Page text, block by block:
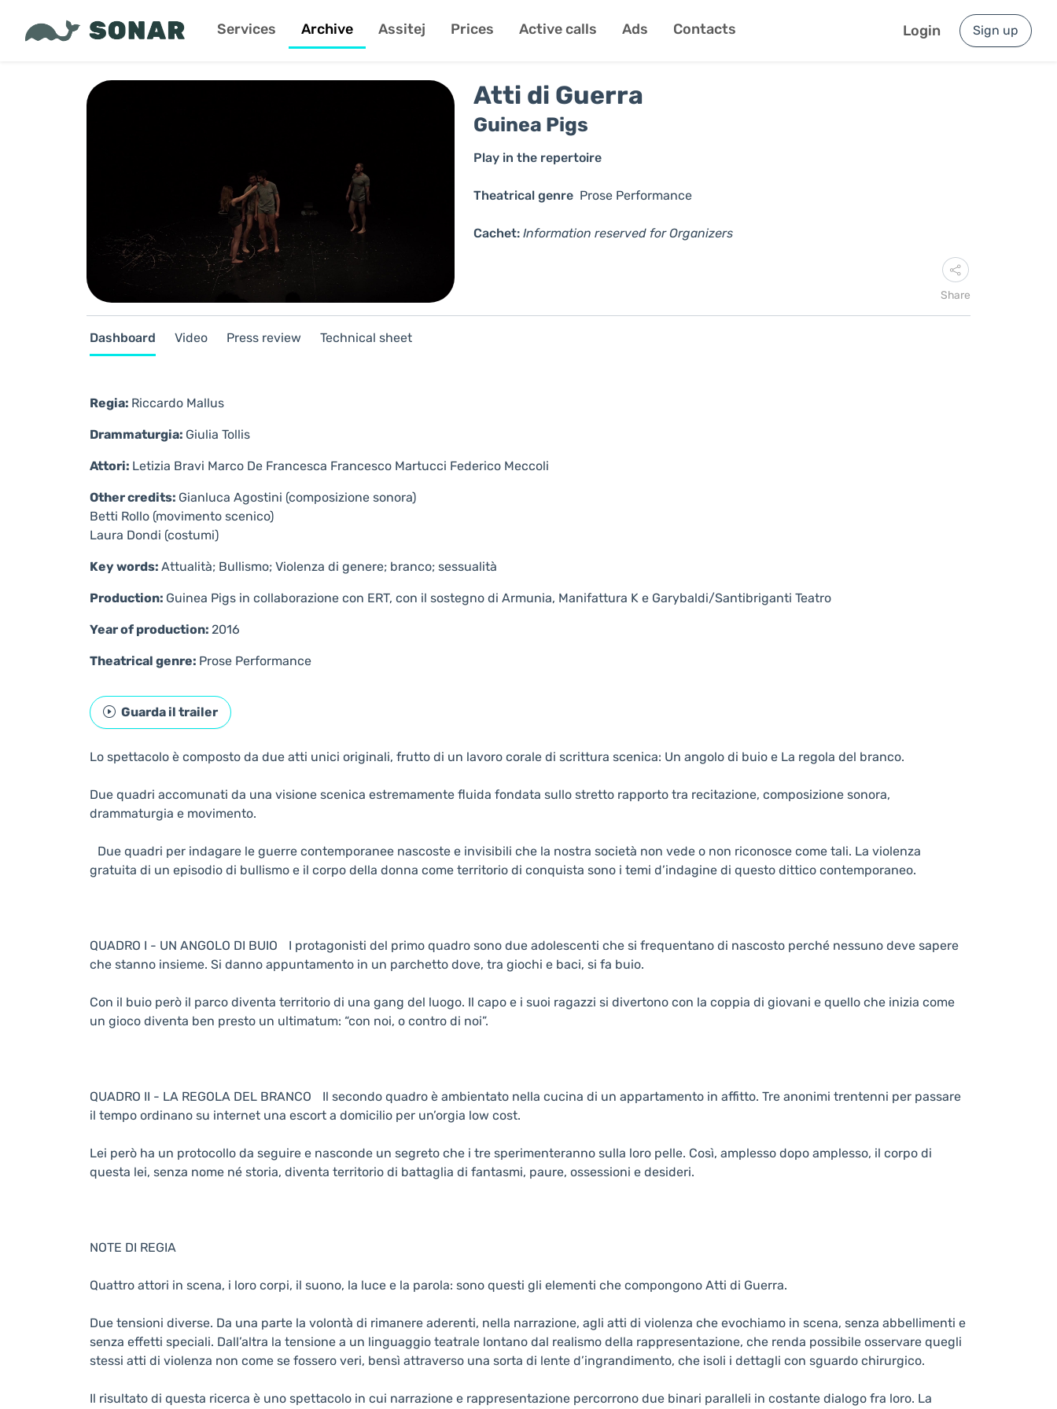
Services Archive Assitej Prices Active calls Ads Contacts Login Sign up
Atti di Guerra
Guinea Pigs
Play in the repertoire
Theatrical genre Prose Performance
Cachet: Information reserved for Organizers
Share
Dashboard Video Press review Technical sheet
Regia: Riccardo Mallus
Drammaturgia: Giulia Tollis
Attori: Letizia Bravi Marco De Francesca Francesco Martucci Federico Meccoli
Other credits: Gianluca Agostini (composizione sonora)
Betti Rollo (movimento scenico)
Laura Dondi (costumi)
Key words: Attualità; Bullismo; Violenza di genere; branco; sessualità
Production: Guinea Pigs in collaborazione con ERT, con il sostegno di Armunia, Manifattura K e Garybaldi/Santibriganti Teatro
Year of production: 2016
Theatrical genre: Prose Performance
Guarda il trailer
Lo spettacolo è composto da due atti unici originali, frutto di un lavoro corale di scrittura scenica: Un angolo di buio e La regola del branco.
Due quadri accomunati da una visione scenica estremamente fluida fondata sullo stretto rapporto tra recitazione, composizione sonora,
drammaturgia e movimento.
Due quadri per indagare le guerre contemporanee nascoste e invisibili che la nostra società non vede o non riconosce come tali. La violenza
gratuita di un episodio di bullismo e il corpo della donna come territorio di conquista sono i temi d’indagine di questo dittico contemporaneo.
QUADRO I - UN ANGOLO DI BUIO I protagonisti del primo quadro sono due adolescenti che si frequentano di nascosto perché nessuno deve sapere
che stanno insieme. Si danno appuntamento in un parchetto dove, tra giochi e baci, si fa buio.
Con il buio però il parco diventa territorio di una gang del luogo. Il capo e i suoi ragazzi si divertono con la coppia di giovani e quello che inizia come
un gioco diventa ben presto un ultimatum: “con noi, o contro di noi”.
QUADRO II - LA REGOLA DEL BRANCO Il secondo quadro è ambientato nella cucina di un appartamento in affitto. Tre anonimi trentenni per passare
il tempo ordinano su internet una escort a domicilio per un’orgia low cost.
Lei però ha un protocollo da seguire e nasconde un segreto che i tre sperimenteranno sulla loro pelle. Così, amplesso dopo amplesso, il corpo di
questa lei, senza nome né storia, diventa territorio di battaglia di fantasmi, paure, ossessioni e desideri.
NOTE DI REGIA
Quattro attori in scena, i loro corpi, il suono, la luce e la parola: sono questi gli elementi che compongono Atti di Guerra.
Due tensioni diverse. Da una parte la volontà di rimanere aderenti, nella narrazione, agli atti di violenza che evochiamo in scena, senza abbellimenti e
senza effetti speciali. Dall’altra la tensione a un linguaggio teatrale lontano dal realismo della rappresentazione, che renda possibile osservare quegli
stessi atti di violenza non come se fossero veri, bensì attraverso una sorta di lente d’ingrandimento, che isoli i dettagli con sguardo chirurgico.
Il risultato di questa ricerca è uno spettacolo in cui narrazione e rappresentazione percorrono due binari paralleli in costante dialogo fra loro. La